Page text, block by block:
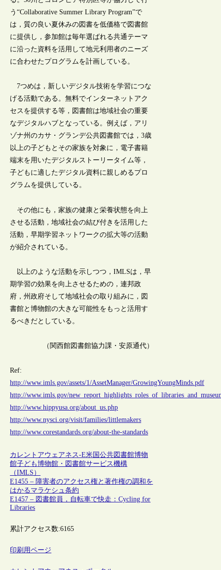
う“Collaborative Summer Library Program”で
は，質の良い夏休みの図書を低価格で図書館
に提供し，参加館は毎年選ばれる共通テーマ
に沿った資料を活用して地元利用者のニーズ
に合わせたプログラムを計画している。
7つめは，新しいデジタル技術を学習につな
げる活動である。無料でインターネットアク
セスを提供する等，図書館は地域社会の重要
なデジタルハブとなっている。例えば，アリ
ゾナ州のカサ・グランデ公共図書館では，3歳
以上の子どもとその家族を対象に，電子書籍
端末を用いたデジタルストーリータイム等，
子どもに適したデジタル資料に親しめるプロ
グラムを提供している。
その他にも，家族の健康と栄養状態を向上
させる活動，地域社会の結び付きを活用した
活動，早期学習ネットワークの拡大等の活動
が紹介されている。
以上のような活動を示しつつ，IMLSは，早
期学習の効果を向上させるための，連邦政
府，州政府そして地域社会の取り組みに，図
書館と博物館の大きな可能性をもっと活用す
るべきだとしている。
（関西館図書館協力課・安原通代）
Ref:
http://www.imls.gov/assets/1/AssetManager/GrowingYoungMinds.pdf
http://www.imls.gov/
http://www.hippyusa.org/about_us.php
http://www.nysci.org/visit/families/littlemakers
http://www.corestandards.org/about-the-standards
カレントアウェアネス-E米国公共図書館博物
館子ども博物館・図書館サービス機構
（IMLS）
E1455 – 障害者のアクセス権と著作権の調和を
はかるマラケシュ条約
E1457 – 図書館員，自転車で快走：Cycling for
Libraries
累計アクセス数:6165
印刷用ページ